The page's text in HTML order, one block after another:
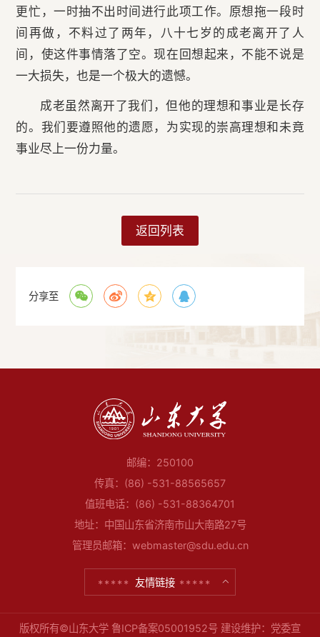
更忙，一时抽不出时间进行此项工作。原想拖一段时
间再做，不料过了两年，八十七岁的成老离开了人
间，使这件事情落了空。现在回想起来，不能不说是
一大损失，也是一个极大的遗憾。
成老虽然离开了我们，但他的理想和事业是长存
的。我们要遵照他的遗愿，为实现的崇高理想和未竟
事业尽上一份力量。
返回列表
分享至
邮编：250100
传真：(86) -531-88565657
值班电话：(86) -531-88364701
地址：中国山东省济南市山大南路27号
管理员邮箱：webmaster@sdu.edu.cn
友情链接
版权所有©山东大学 鲁ICP备案05001952号 建设维护：党委宣